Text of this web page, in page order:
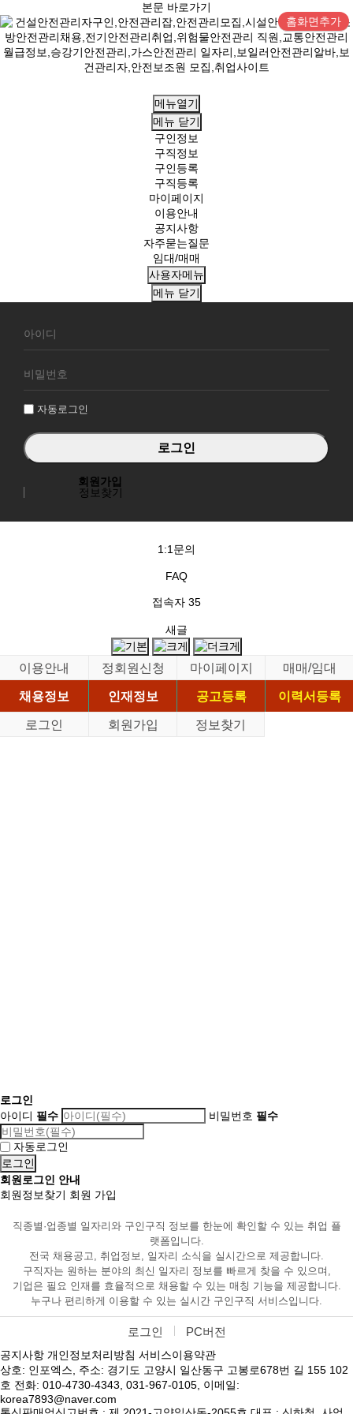
본문 바로가기
홈화면추가
메뉴열기
메뉴 닫기
구인정보
구직정보
구인등록
구직등록
마이페이지
이용안내
공지사항
자주묻는질문
임대/매매
사용자메뉴
메뉴 닫기
원
그
자동로그인
회원가입
정보찾기
1:1문의
FAQ
접속자 35
새글
이용안내 정회원신청 마이페이지
매매/임대
채용정보
인재정보 공고등록
이력서등록
로그인
회원가입 정보찾기
로그인
아이디 필수 비밀번호 필수
자동로그인
회원로그인 안내
회원정보찾기 회원 가입
직종별·업종별 일자리와 구인구직 정보를 한눈에 확인할 수 있는 취업 플
랫폼입니다.
전국 채용공고, 취업정보, 일자리 소식을 실시간으로 제공합니다.
구직자는 원하는 분야의 최신 일자리 정보를 빠르게 찾을 수 있으며,
기업은 필요 인재를 효율적으로 채용할 수 있는 매칭 기능을 제공합니다.
누구나 편리하게 이용할 수 있는 실시간 구인구직 서비스입니다.
로그인 PC버전
공지사항 개인정보처리방침 서비스이용약관
상호: 인포엑스, 주소: 경기도 고양시 일산동구 고봉로678번 길 155 102
호 전화: 010-4730-4343, 031-967-0105, 이메일:
korea7893@naver.com